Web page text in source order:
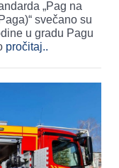
„Pag na
svečano su
u gradu Pagu
o pročitaj..